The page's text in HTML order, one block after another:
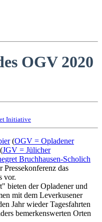
OGV 2020
Initiative
(OGV = Opladener
(JGV = Jülicher
Bruchhausen-Scholich
Pressekonferenz das
vor.
bieten der Opladener und
mit dem Leverkusener
Jahr wieder Tagesfahrten
bemerkenswerten Orten